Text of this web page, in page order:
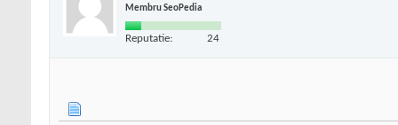
Membru SeoPedia
Reputatie: 24